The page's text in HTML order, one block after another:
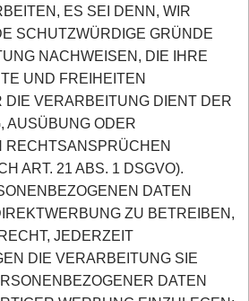
ES SEI DENN, WIR
SCHUTZWÜRDIGE GRÜNDE
NACHWEISEN, DIE IHRE
UND FREIHEITEN
DIE VERARBEITUNG DIENT DER
AUSÜBUNG ODER
RECHTSANSPRÜCHEN
ART. 21 ABS. 1 DSGVO).
DATEN
ZU BETREIBEN,
JEDERZEIT
DIE VERARBEITUNG SIE
DATEN